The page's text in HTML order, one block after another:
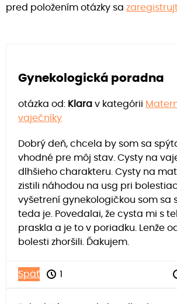
pred položením otázky sa
Gynekologická poradna
otázka od: Klara v kategórii
vaječníky
Dobrý deň, chcela by som sa
vhodné pre môj stav. Cysty na
dlhšieho charakteru. Cysty na
zistili náhodou na usg pri
vyšetrení gynekologičkou som sa
teda je. Povedalai, že cysta mi s
praskla a je to v poriadku. Lenže
bolesti zhoršili. Ďakujem.
Späť 1